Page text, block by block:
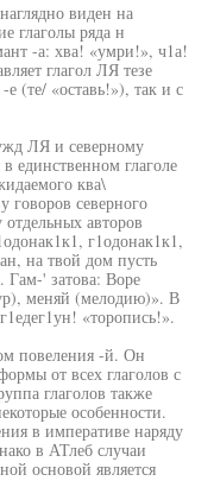
виден на
глаголы ряда н
-а: хва! «умри!», ч1а!
глагол ЛЯ тезе
е (те/ «оставь!»), так и с
ЛЯ и северному
единственном глаголе
ква\
северного
авторов
г1одонак1к1,
на твой дом пусть
' затова: Воре
меняй (мелодию)». В
«торопись!».
повеления -й. Он
от всех глаголов с
глаголов также
особенности.
в императиве наряду
в АТлеб случаи
основой является